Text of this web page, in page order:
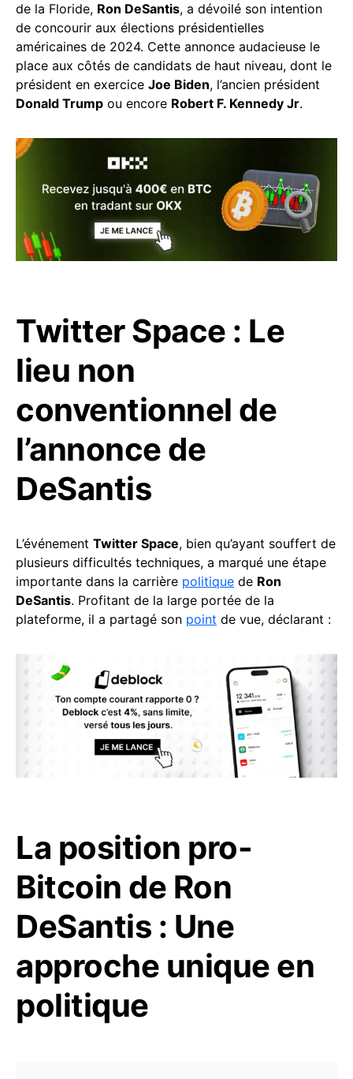
de la Floride, Ron DeSantis, a dévoilé son intention
de concourir aux élections présidentielles
américaines de 2024. Cette annonce audacieuse le
place aux côtés de candidats de haut niveau, dont le
président en exercice Joe Biden, l’ancien président
Donald Trump ou encore Robert F. Kennedy Jr.
Twitter Space : Le
lieu non
conventionnel de
l’annonce de
DeSantis
L’événement Twitter Space, bien qu’ayant souffert de
plusieurs difficultés techniques, a marqué une étape
importante dans la carrière politique de Ron
DeSantis. Profitant de la large portée de la
plateforme, il a partagé son point de vue, déclarant :
La position pro-
Bitcoin de Ron
DeSantis : Une
approche unique en
politique